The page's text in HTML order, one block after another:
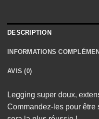
DESCRIPTION
INFORMATIONS
AVIS (0)
Legging super doux,
Commandez-les pour être